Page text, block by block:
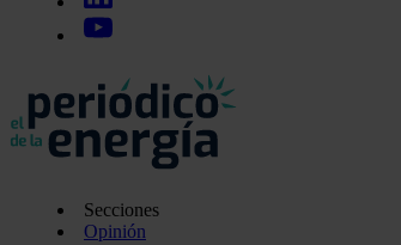
Secciones
Opinión